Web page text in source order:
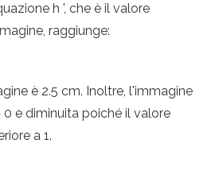
h ', che è il valore
raggiunge:
è 2.5 cm. Inoltre, l'immagine
e diminuita poiché il valore
a 1.